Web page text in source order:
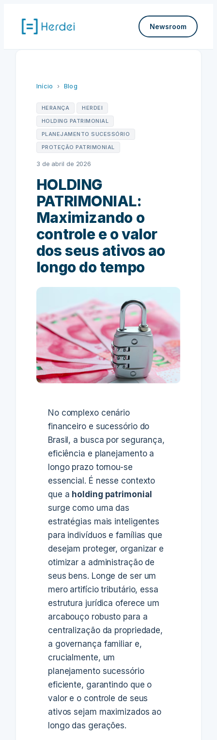
Newsroom
Início › Blog
HERANÇA
HERDEI
HOLDING PATRIMONIAL
PLANEJAMENTO SUCESSÓRIO
PROTEÇÃO PATRIMONIAL
3 de abril de 2026
HOLDING
PATRIMONIAL:
Maximizando o
controle e o valor
dos seus ativos ao
longo do tempo
No complexo cenário
financeiro e sucessório do
Brasil, a busca por segurança,
eficiência e planejamento a
longo prazo tornou-se
essencial. É nesse contexto
que a holding patrimonial
surge como uma das
estratégias mais inteligentes
para indivíduos e famílias que
desejam proteger, organizar e
otimizar a administração de
seus bens. Longe de ser um
mero artifício tributário, essa
estrutura jurídica oferece um
arcabouço robusto para a
centralização da propriedade,
a governança familiar e,
crucialmente, um
planejamento sucessório
eficiente, garantindo que o
valor e o controle de seus
ativos sejam maximizados ao
longo das gerações.